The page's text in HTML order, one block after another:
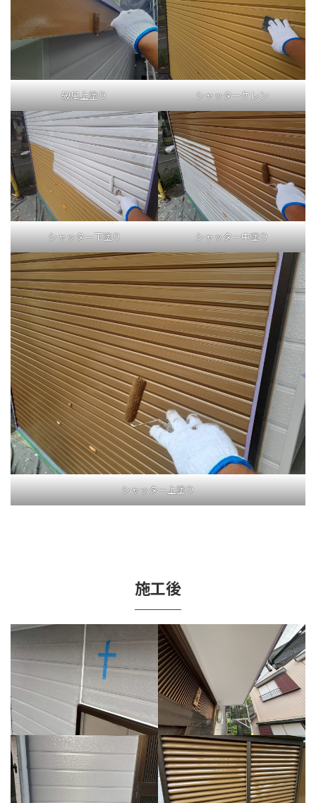
破風上塗り シャッターケレン
シャッター下塗り シャッター中塗り
シャッター上塗り
施工後